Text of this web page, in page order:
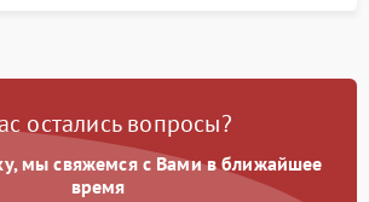
остались вопросы?
мы свяжемся с Вами в ближайшее
время